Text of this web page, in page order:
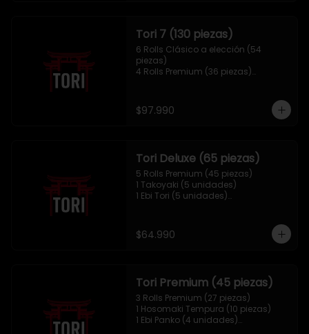
Tori 7 (130 piezas)
6 Rolls Clásico a elección (54
piezas)
4 Rolls Premium (36 piezas)
1 Mix Nigiri (10 unidades)
$97.990
Tori Deluxe (65 piezas)
5 Rolls Premium (45 piezas)
1 Takoyaki (5 unidades)
1 Ebi Tori (5 unidades)
$64.990
Tori Premium (45 piezas)
3 Rolls Premium (27 piezas)
1 Hosomaki Tempura (10 piezas)
1 Ebi Panko (4 unidades)